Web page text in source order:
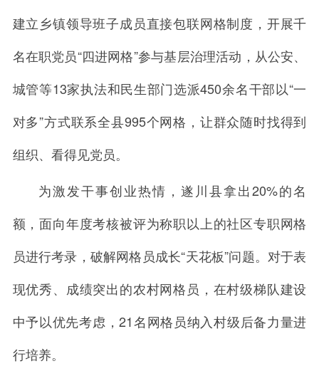
建立乡镇领导班子成员直接包联网格制度，开展千
名在职党员“四进网格”参与基层治理活动，从公安、
城管等13家执法和民生部门选派450余名干部以“一
对多”方式联系全县995个网格，让群众随时找得到
组织、看得见党员。
为激发干事创业热情，遂川县拿出20%的名
额，面向年度考核被评为称职以上的社区专职网格
员进行考录，破解网格员成长“天花板”问题。对于表
现优秀、成绩突出的农村网格员，在村级梯队建设
中予以优先考虑，21名网格员纳入村级后备力量进
行培养。